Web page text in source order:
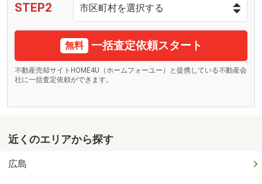
STEP2
無料 一括査定依頼スタート
不動産売却サイトHOME4U（ホームフォーユー）と提携している不動産会
社に一括査定依頼ができます。
近くのエリアから探す
広島